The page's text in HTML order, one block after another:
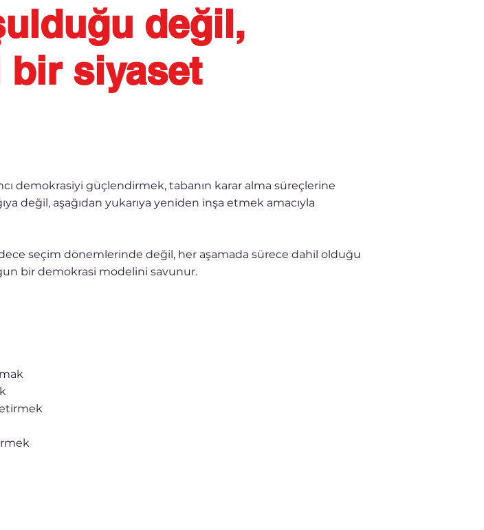
değil,
siyaset
demokrasiyi güçlendirmek, tabanın karar alma süreçlerine
değil, aşağıdan yukarıya yeniden inşa etmek amacıyla
seçim dönemlerinde değil, her aşamada sürece dahil olduğu
bir demokrasi modelini savunur.